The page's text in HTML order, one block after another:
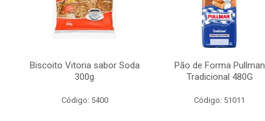
Biscoito Vitoria sabor Soda
300g
Código: 5400
Pão de Forma Pullman
Tradicional 480G
Código: 51011